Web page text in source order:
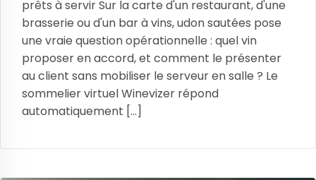
prêts à servir Sur la carte d'un restaurant, d'une
brasserie ou d'un bar à vins, udon sautées pose
une vraie question opérationnelle : quel vin
proposer en accord, et comment le présenter
au client sans mobiliser le serveur en salle ? Le
sommelier virtuel Winevizer répond
automatiquement [...]